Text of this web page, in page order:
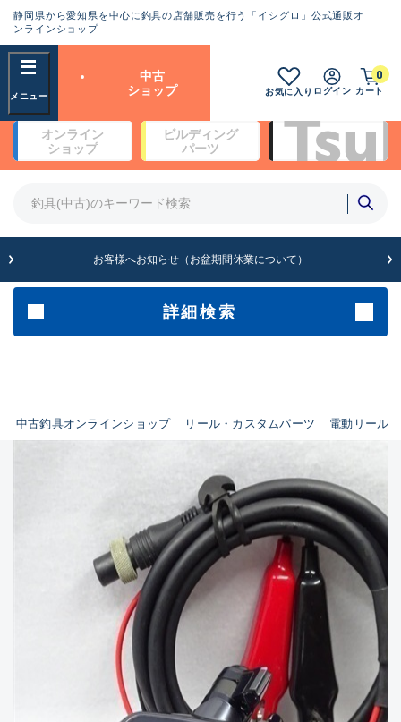
静岡県から愛知県を中心に釣具の店舗販売を行う「イシグロ」公式通販オ
ンラインショップ
中古
ショップ
お気に入り ログイン カート
0
オンライン
ショップ
ビルディング
パーツ
お客様へお知らせ（お盆期間休業について）
詳細検索
中古釣具オンラインショップ リール・カスタムパーツ 電動リール
フリーワード
商品カテゴリ
竿・ルアーロッド(64234)
その他・雑品(1061)
イシグロフレスポ鈴鹿店
イシグロ津高茶屋店
イシグロ西春店
イシグロ中川かの里店
イシグロカインズモール彦根店
イシグロ静岡中吉田店
イシグロ名東引山店
イシグロ豊田店
イシグロ豊橋向山店
ランクとは？
良
SA
新古品（メーカー問屋から仕
入れた未使用品）
※店頭展示時の置き傷が付いている
ものも含む
傷が極めて少ない極上品
B
綺麗な良品
C
使用感や傷のある一般的な中
古品
C-
かなり使用感があり、全体的
に目立つ傷が多い品